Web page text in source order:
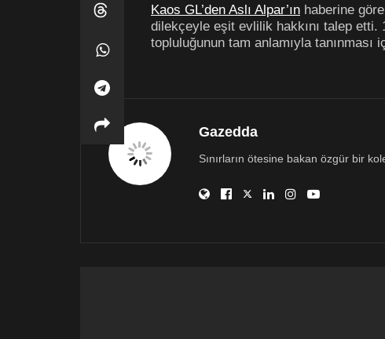
Kaos GL’den Aslı Alpar’ın haberine
dilekçeyle eşit evlilik hakkını talep etti.
topluluğunun tam anlamıyla
Gazedda
Sınırların ötesine bakan özgür bir